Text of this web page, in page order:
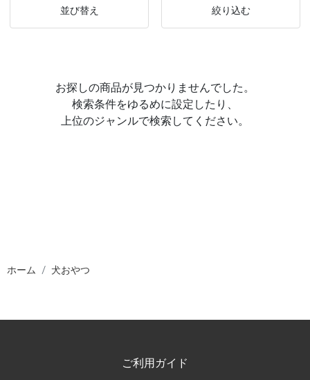
並び替え 絞り込む
お探しの商品が見つかりませんでした。
検索条件をゆるめに設定したり、
上位のジャンルで検索してください。
ホーム 犬おやつ
ご利用ガイド